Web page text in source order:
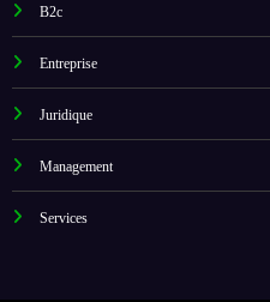
B2c
Entreprise
Juridique
Management
Services